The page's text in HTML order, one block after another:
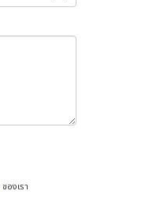
ของเรา